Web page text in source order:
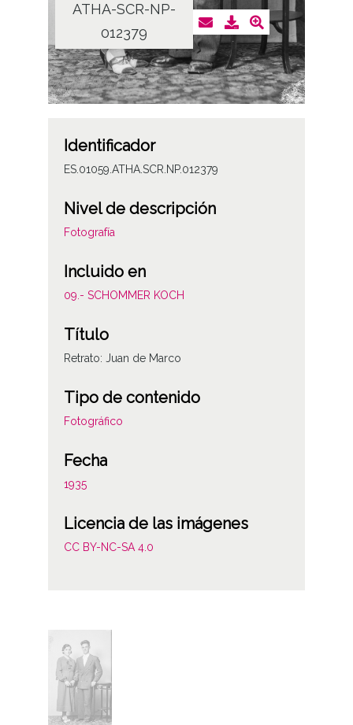
ATHA-SCR-NP-
012379
Identificador
ES.01059.ATHA.SCR.NP.012379
Nivel de descripción
Fotografía
Incluido en
09.- SCHOMMER KOCH
Título
Retrato: Juan de Marco
Tipo de contenido
Fotográfico
Fecha
1935
Licencia de las imágenes
CC BY-NC-SA 4.0